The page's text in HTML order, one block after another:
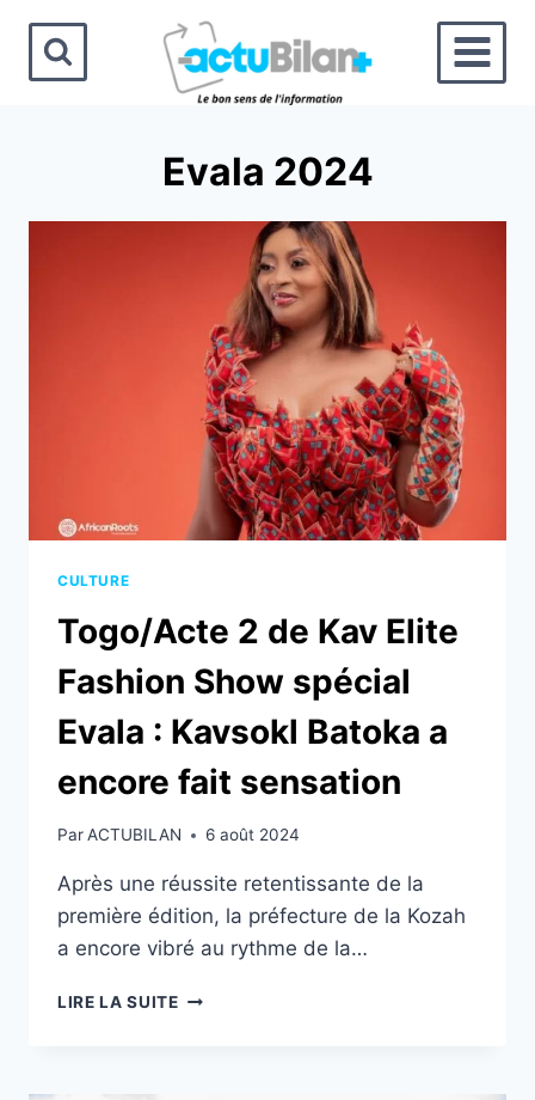
contenu
Evala 2024
CULTURE
Togo/Acte 2 de Kav Elite
Fashion Show spécial
Evala : Kavsokl Batoka a
encore fait sensation
ParACTUBILAN 6 août 2024
Après une réussite retentissante de la
première édition, la préfecture de la Kozah
a encore vibré au rythme de la…
LIRE LA SUITETOGO/ACTE